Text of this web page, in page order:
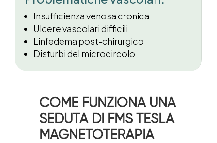
Insufficienza venosa cronica
Ulcere vascolari difficili
Linfedema post-chirurgico
Disturbi del microcircolo
COME FUNZIONA UNA
SEDUTA DI FMS TESLA
MAGNETOTERAPIA